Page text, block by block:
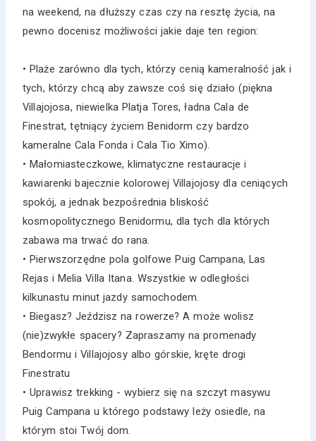
na weekend, na dłuższy czas czy na resztę życia, na
pewno docenisz możliwości jakie daje ten region:
• Plaże zarówno dla tych, którzy cenią kameralność jak i
tych, którzy chcą aby zawsze coś się działo (piękna
Villajojosa, niewielka Platja Tores, ładna Cala de
Finestrat, tętniący życiem Benidorm czy bardzo
kameralne Cala Fonda i Cala Tio Ximo).
• Małomiasteczkowe, klimatyczne restauracje i
kawiarenki bajecznie kolorowej Villajojosy dla ceniących
spokój, a jednak bezpośrednia bliskość
kosmopolitycznego Benidormu, dla tych dla których
zabawa ma trwać do rana.
• Pierwszorzędne pola golfowe Puig Campana, Las
Rejas i Melia Villa Itana. Wszystkie w odległości
kilkunastu minut jazdy samochodem.
• Biegasz? Jeździsz na rowerze? A może wolisz
(nie)zwykłe spacery? Zapraszamy na promenady
Bendormu i Villajojosy albo górskie, kręte drogi
Finestratu
• Uprawisz trekking - wybierz się na szczyt masywu
Puig Campana u którego podstawy leży osiedle, na
którym stoi Twój dom.